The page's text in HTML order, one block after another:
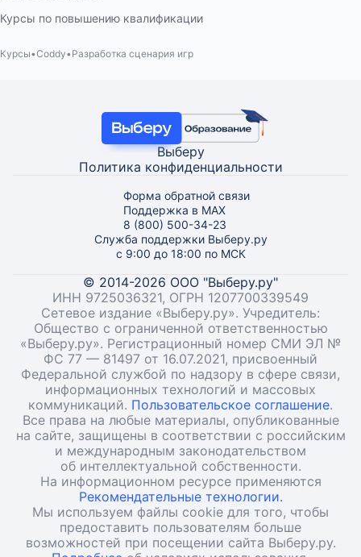
Курсы по повышению квалификации
Курсы Coddy Разработка сценария игр
Выберу
Политика конфиденциальности
Форма обратной связи
Поддержка в MAX
8 (800) 500-34-23
Служба поддержки Выберу.ру
с 9:00 до 18:00 по МСК
© 2014-2026 ООО "Выберу.ру"
ИНН 9725036321, ОГРН 1207700339549
Сетевое издание «Выберу.ру». Учредитель:
Общество с ограниченной ответственностью
«Выберу.ру». Регистрационный номер СМИ ЭЛ №
ФС 77 — 81497 от 16.07.2021, присвоенный
Федеральной службой по надзору в сфере связи,
информационных технологий и массовых
коммуникаций. Пользовательское соглашение.
Все права на любые материалы, опубликованные
на сайте, защищены в соответствии с российским
и международным законодательством
об интеллектуальной собственности.
На информационном ресурсе применяются
Рекомендательные технологии.
Мы используем файлы cookie для того, чтобы
предоставить пользователям больше
возможностей при посещении сайта Выберу.ру.